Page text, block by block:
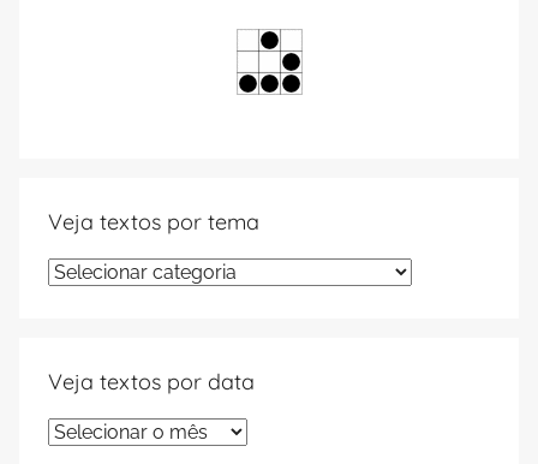
Veja textos por tema
Veja
tema
Veja textos por data
Veja